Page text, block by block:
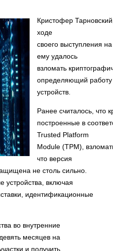
Кристофер
ходе
своего выступления
ему удалось
взломать
определяющий работу
устройств.
Ранее считалось, что
построенные в
Trusted Platform
Module (TPM),
что версия
не столь сильно.
устройства, включая
идентификационные
во внутренние
месяцев на
и получить